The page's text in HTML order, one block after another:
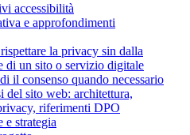
accessibilità
e approfondimenti
la privacy sin dalla
di un sito o servizio digitale
il consenso quando necessario
del sito web: architettura,
riferimenti DPO
e strategia